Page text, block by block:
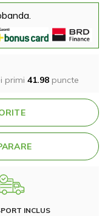
primi 41.98 puncte
INCLUS